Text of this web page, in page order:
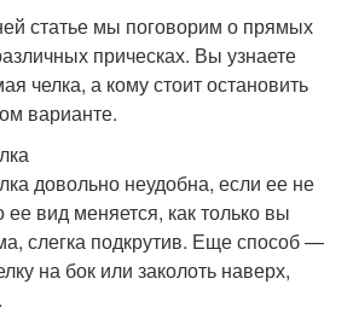
статье мы поговорим о прямых
прическах. Вы узнаете
челка, а кому стоит остановить
варианте.
довольно неудобна, если ее не
вид меняется, как только вы
слегка подкрутив. Еще способ —
на бок или заколоть наверх,